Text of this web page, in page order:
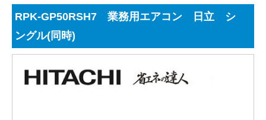
RPK-GP50RSH7 業務用エアコン 日立 シ
ングル(同時)